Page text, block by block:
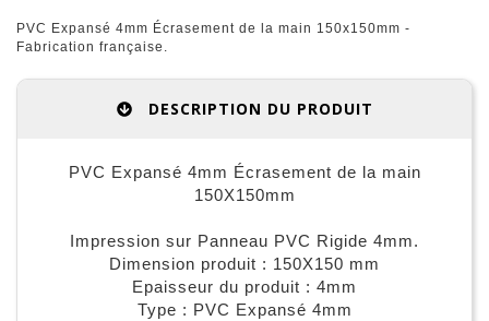
PVC Expansé 4mm Écrasement de la main 150x150mm -
Fabrication française.
DESCRIPTION DU PRODUIT
PVC Expansé 4mm Écrasement de la main
150X150mm
Impression sur Panneau PVC Rigide 4mm.
Dimension produit : 150X150 mm
Epaisseur du produit : 4mm
Type : PVC Expansé 4mm